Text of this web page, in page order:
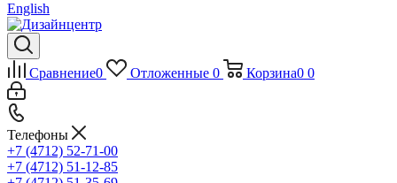
English
Сравнение0 Отложенные 0 Корзина0 0
Телефоны
+7 (4712) 52-71-00
+7 (4712) 51-12-85